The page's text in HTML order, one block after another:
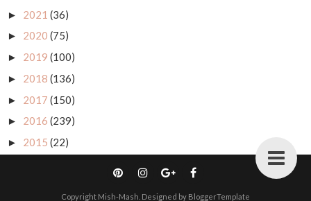
► 2021 (36)
► 2020 (75)
► 2019 (100)
► 2018 (136)
► 2017 (150)
► 2016 (239)
► 2015 (22)
Copyright Mish-Mash . Designed by BloggerTemplate